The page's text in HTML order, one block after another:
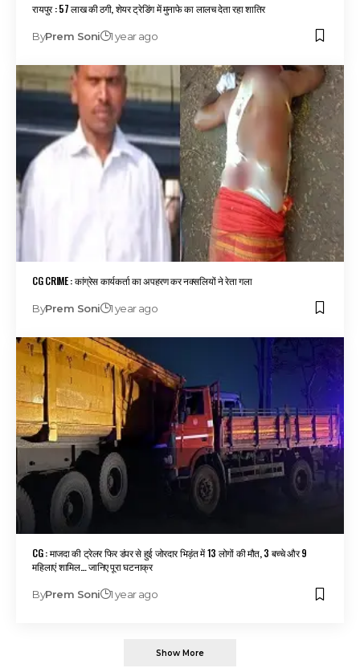
रायपुर : 57 लाख की ठगी, शेयर ट्रेडिंग में मुनाफे का लालच देता रहा शातिर
ByPrem Soni 1 year ago
CG CRIME : कांग्रेस कार्यकर्ता का अपहरण कर नक्सलियों ने रेता गला
ByPrem Soni 1 year ago
CG : माजदा की ट्रेलर फिर डंपर से हुई जोरदार भिड़ंत में 13 लोगों की मौत, 3 बच्चे और 9
महिलाएं शामिल… जानिए पूरा घटनाक्र
ByPrem Soni 1 year ago
Show More